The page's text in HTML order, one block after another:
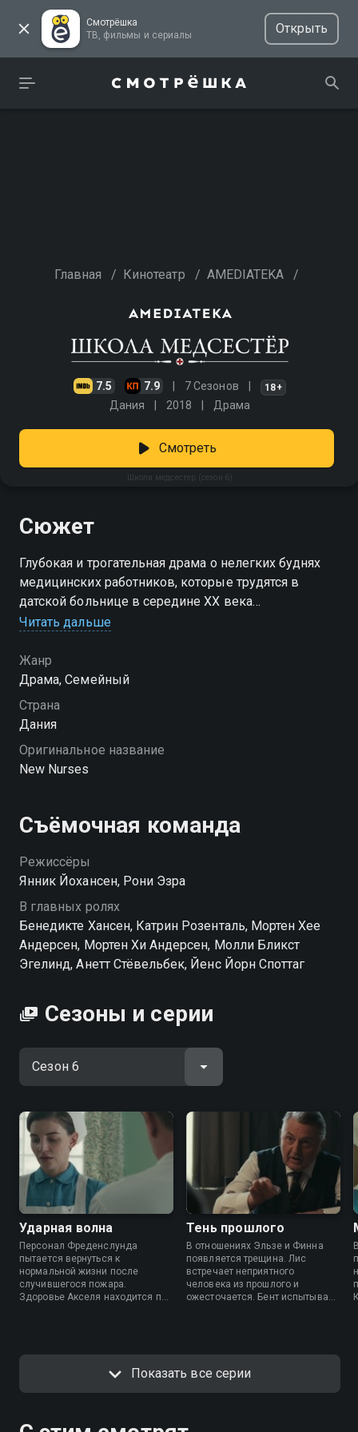
Смотрёшка
ТВ, фильмы и сериалы
Открыть
Главная / Кинотеатр / AMEDIATEKA /
7.5 7.9 7 Сезонов 18+
Дания 2018 Драма
Школа медсестер (сезон 6)
Смотреть
Сюжет
Глубокая и трогательная драма о нелегких буднях
медицинских работников, которые трудятся в
датской больнице в середине XX века
медсестер вы можете совершенно бесплатно в
хорошем HD качестве на Смотрёшке
Читать дальше
Жанр
Драма, Семейный
Страна
Дания
Оригинальное название
New Nurses
Съёмочная команда
Режиссёры
Янник Йохансен, Рони Эзра
В главных ролях
Бенедикте Хансен, Катрин Розенталь, Мортен Хее
Андерсен, Мортен Хи Андерсен, Молли Бликст
Эгелинд, Анетт Стёвельбек, Йенс Йорн Споттаг
Сезоны и серии
Ударная волна
Персонал Фреденслунда
пытается вернуться к
нормальной жизни после
случившегося пожара.
Здоровье Акселя находится под
Тень прошлого
В отношениях Эльзе и Финна
появляется трещина. Лис
встречает неприятного
человека из прошлого и
ожесточается. Бент испытывает
Показать все серии